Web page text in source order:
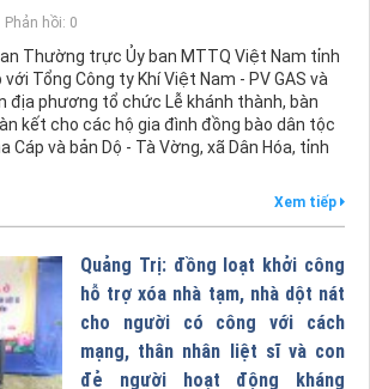
Phản hồi: 0
Thường trực Ủy ban MTTQ Việt Nam tỉnh
Tổng Công ty Khí Việt Nam - PV GAS và
địa phương tổ chức Lễ khánh thành, bàn
kết cho các hộ gia đình đồng bào dân tộc
Cáp và bản Dộ - Tà Vờng, xã Dân Hóa, tỉnh
Xem tiếp
Quảng Trị: đồng loạt khởi công
hỗ trợ xóa nhà tạm, nhà dột nát
cho người có công với cách
mạng, thân nhân liệt sĩ và con
đẻ người hoạt động kháng